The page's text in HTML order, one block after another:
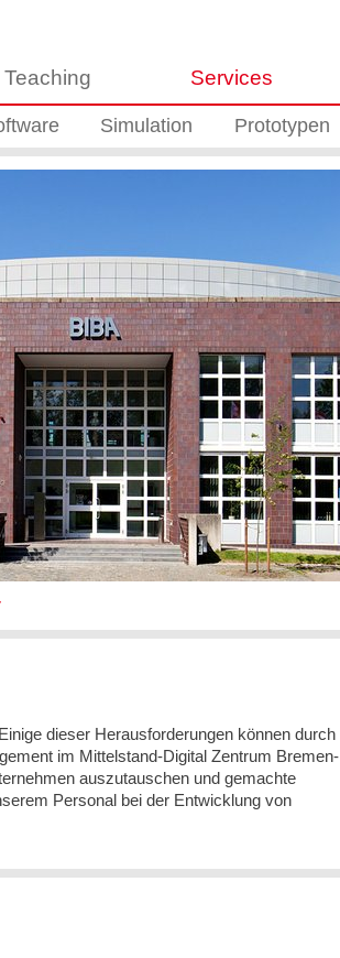
Teaching Services
Simulation Prototypen
dieser Herausforderungen können durch
im Mittelstand-Digital Zentrum Bremen-
auszutauschen und gemachte
Personal bei der Entwicklung von